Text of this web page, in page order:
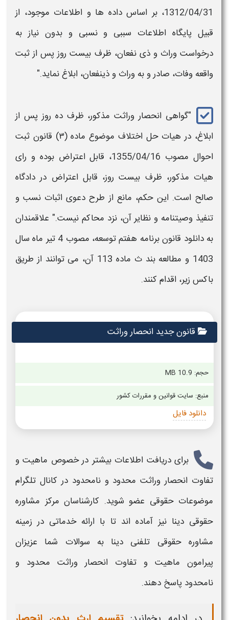
1312/04/31، بر اساس داده­ ها و اطلاعات موجود، از
قبیل پایگاه اطلاعات سببی و نسبی و بدون نیاز به
درخواست وراث و ذی‌ نفعان، ظرف بیست‌ روز پس از ثبت
واقعه وفات، صادر و به وراث و ذی­نفعان، ابلاغ نماید."
"گواهی انحصار وراثت مذکور، ظرف ده ­روز پس از
ابلاغ، در هیات حل اختلاف موضوع ماده (۳) قانون ثبت
احوال مصوب 1355/04/16، قابل اعتراض بوده و رای
هیات مذکور، ظرف بیست ­روز، قابل اعتراض در دادگاه
صالح است. این حکم، مانع از طرح دعوی اثبات نسب و
تنفیذ وصیتنامه و نظایر آن، نزد محاکم نیست." علاقمندان
به دانلود قانون برنامه هفتم توسعه، مصوب 4 تیر ماه سال
1403 و مطالعه بند ث ماده 113 آن، می توانند از طریق
باکس زیر، اقدام کنند.
قانون جدید انحصار وراثت
حجم: 10.9 MB
منبع: سایت قوانین و مقررات کشور
دانلود فایل
برای دریافت اطلاعات بیشتر در خصوص ماهیت و
تفاوت انحصار وراثت محدود و نامحدوددر کانال تلگرام
موضوعات حقوقی عضو شوید. کارشناسان مرکز مشاوره
حقوقی دینا نیز آماده اند تا با ارائه خدماتی در زمینه
مشاوره حقوقی تلفنی دینا به سوالات شما عزیزان
پیرامون ماهیت و تفاوت انحصار وراثت محدود و
نامحدود پاسخ دهند.